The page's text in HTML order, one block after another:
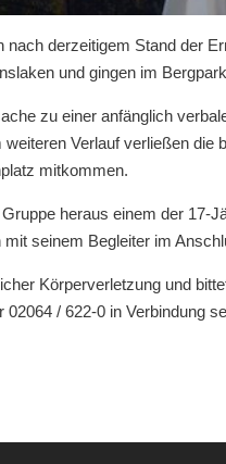
derzeitigem Stand der
und gingen im
zu einer anfänglich
Verlauf verließen die
mitkommen.
heraus einem der 17-
seinem Begleiter im
Körperverletzung und
/ 622-0 in Verbindung